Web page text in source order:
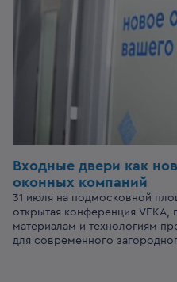
Входные двери как
оконных компаний
31 июля на подмосковной
открытая конференция
материалам и технологиям
для современного